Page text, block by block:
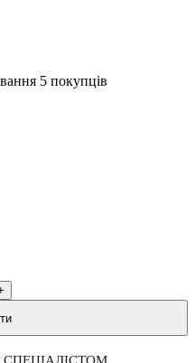
5 покупців
СПЕЦІАЛІСТОМ